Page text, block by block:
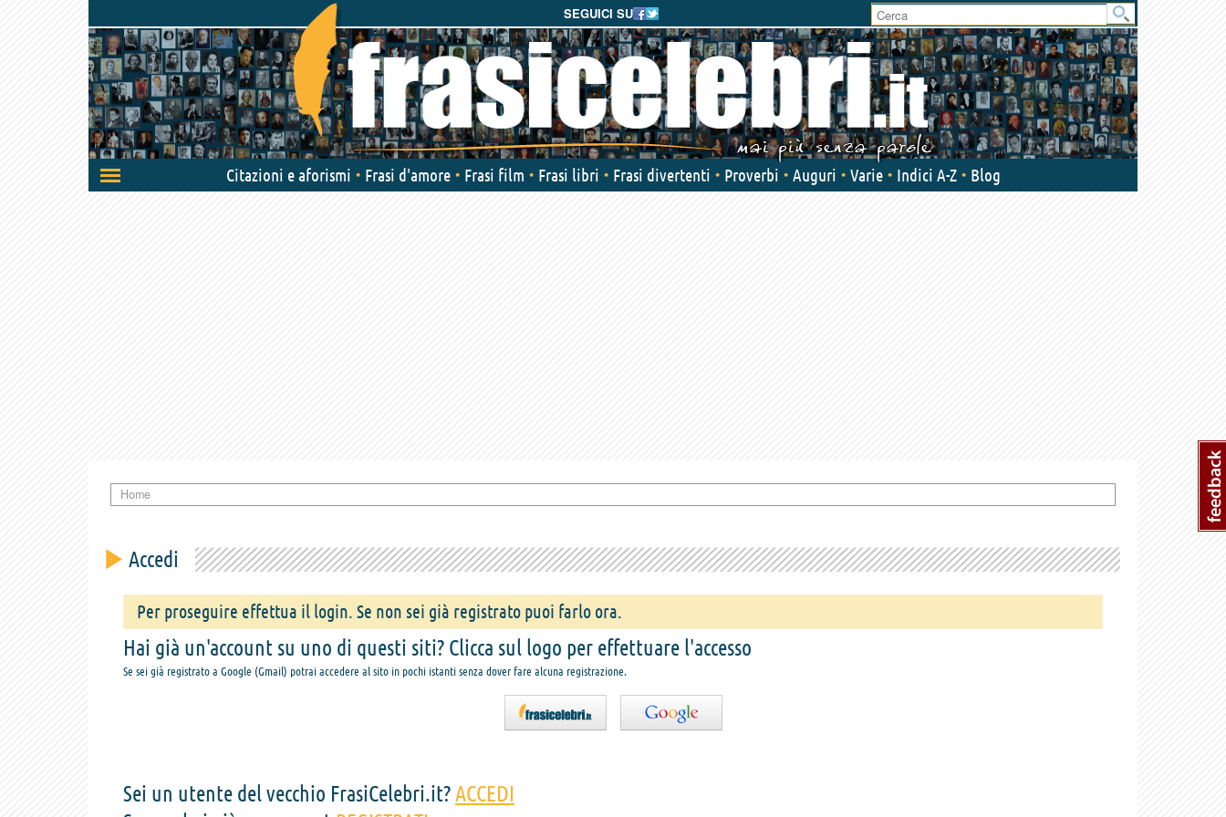
SEGUICI SU
Attiva/disattiva
navigazione
Citazioni e aforismi Frasi d'amore Frasi film Frasi libri Frasi divertenti Proverbi Auguri Varie Indici A-Z Blog
Home
Accedi
Per proseguire effettua il login. Se non sei già registrato puoi farlo ora.
Hai già un'account su uno di questi siti? Clicca sul logo per effettuare l'accesso
Se sei già registrato a Google (Gmail) potrai accedere al sito in pochi istanti senza dover fare alcuna registrazione.
Sei un utente del vecchio FrasiCelebri.it?ACCEDI